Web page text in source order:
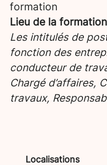
formation
Lieu de la
Les intitulés de
fonction des
conducteur de
Chargé d’affaires,
travaux,
Localisations